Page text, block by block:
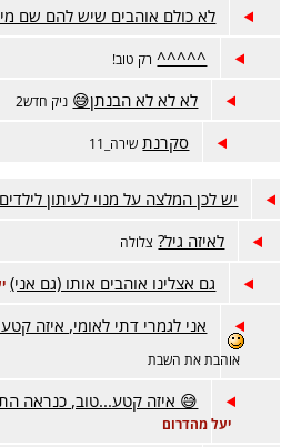
לא כולם אוהבים שיש להם שם
^^^^^ רק טוב!
לא לא לא הבנתן😅 ניק חדש2
סקרנת שירה_11
יש לכן המלצה על מנוי לעיתון
לאיזה גיל? צלולה
גם אצלינו אוהבים אותו (גם אני)
אני לגמרי דתי לאומי, איזה
אוהבת את השבת
😅 איזה קטע...טוב, כנראה
יעל מהדרום